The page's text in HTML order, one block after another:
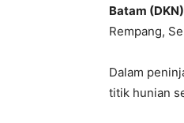
Batam (DKN)
Rempang,
Dalam
titik hunian